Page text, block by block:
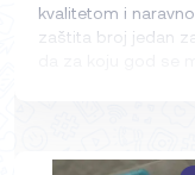
kvalitetom i
zaštita broj jedan